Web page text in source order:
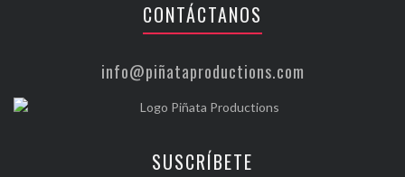
CONTÁCTANOS
info@piñataproductions.com
SUSCRÍBETE